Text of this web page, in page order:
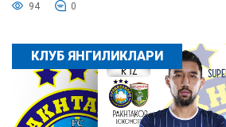
94 0
КЛУБ ЯНГИЛИКЛАРИ